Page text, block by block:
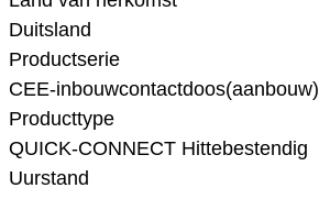
Duitsland
Productserie
CEE-inbouwcontactdoos(aanbouw)
Producttype
QUICK-CONNECT Hittebestendig
Uurstand